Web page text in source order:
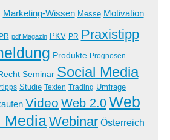
Marketing-Wissen Messe Motivation
pdf Magazin PKV PR Praxistipp
Produkte Prognosen
Seminar Social Media
Studie Texten Trading Umfrage
Video Web 2.0Web
MediaWebinar Österreich